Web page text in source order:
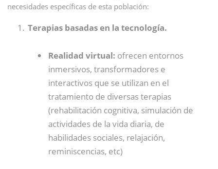
necesidades específicas de esta población:
Terapias basadas en la tecnología.
Realidad virtual: ofrecen entornos
inmersivos, transformadores e
interactivos que se utilizan en el
tratamiento de diversas terapias
(rehabilitación cognitiva, simulación de
actividades de la vida diaria, de
habilidades sociales, relajación,
reminiscencias, etc)